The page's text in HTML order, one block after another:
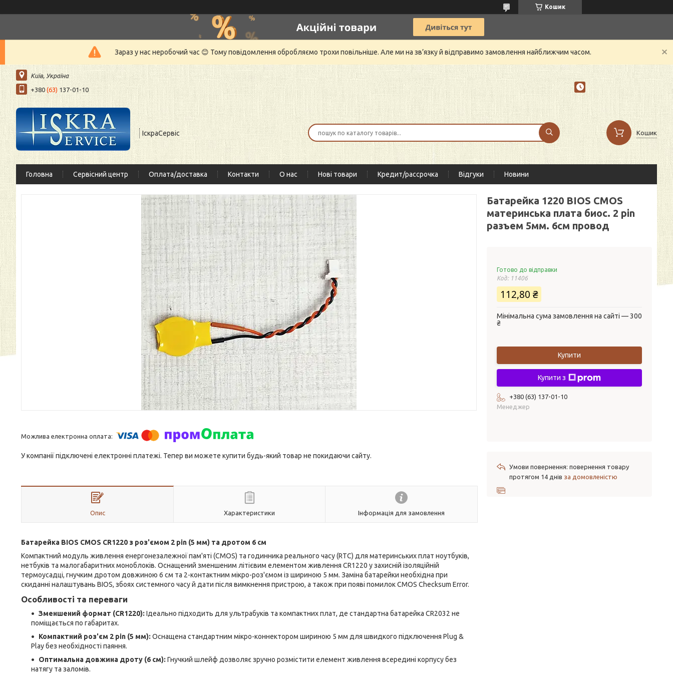
Кошик
Зараз у нас неробочий час 😊 Тому повідомлення обробляємо трохи повільніше. Але ми на зв’язку й відправимо замовлення найближчим часом.
Київ, Україна
+380 (63) 137-01-10
ІскраСервіс Кошик
Головна Сервісний центр Оплата/доставка Контакти О нас Нові товари Кредит/рассрочка Відгуки Новини
У компанії підключені електронні платежі. Тепер ви можете купити будь-який товар не покидаючи сайту.
Опис Характеристики Інформація для замовлення
Батарейка BIOS CMOS CR1220 з роз'ємом 2 pin (5 мм) та дротом 6 см
Компактний модуль живлення енергонезалежної пам'яті (CMOS) та годинника реального часу (RTC) для материнських плат ноутбуків,
нетбуків та малогабаритних моноблоків. Оснащений зменшеним літієвим елементом живлення CR1220 у захисній ізоляційній
термоусадці, гнучким дротом довжиною 6 см та 2-контактним мікро-роз'ємом із шириною 5 мм. Заміна батарейки необхідна при
скиданні налаштувань BIOS, збоях системного часу й дати після вимкнення пристрою, а також при появі помилок CMOS Checksum Error.
Особливості та переваги
Зменшений формат (CR1220): Ідеально підходить для ультрабуків та компактних плат, де стандартна батарейка CR2032 не
поміщається по габаритах.
Компактний роз'єм 2 pin (5 мм): Оснащена стандартним мікро-коннектором шириною 5 мм для швидкого підключення Plug &
Play без необхідності паяння.
Оптимальна довжина дроту (6 см): Гнучкий шлейф дозволяє зручно розмістити елемент живлення всередині корпусу без
натягу та заломів.
Батарейка 1220 BIOS CMOS
материнська плата биос. 2 pin
разъем 5мм. 6см провод
Готово до відправки
Код: 11406
112,80 ₴
Мінімальна сума замовлення на сайті — 300
₴
Купити
Купити з
+380 (63) 137-01-10
Менеджер
повернення товару
протягом 14 днів за домовленістю